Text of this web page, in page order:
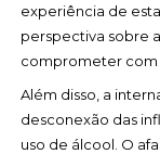
experiência de
perspectiva sobre
comprometer com
Além disso, a
desconexão das
uso de álcool. O